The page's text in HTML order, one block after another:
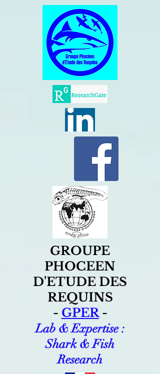
GROUPE
PHOCEEN
D'ETUDE DES
REQUINS
- GPER -
Lab & Expertise :
Shark & Fish
Research